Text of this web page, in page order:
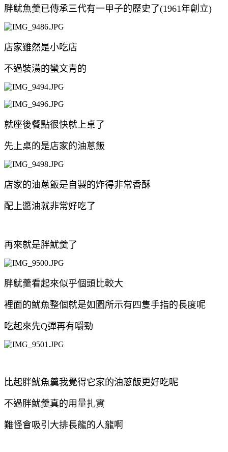
胖魷魚羹已傳承三代有一甲子的歷史了(1961年創立)
店家雖然是小吃店
不過裝潢的蠻文青的
就座後餐點很快就上桌了
先上桌的是店家的油蔥飯
店家的油蔥飯是自製的炸得非常香酥
配上醬油就非常好吃了
再來就是胖魷羹了
胖魷羹看起來似乎個頭比較大
裡面的魷魚整個就是如圖所示有四隻手指的長度呢
吃起來先Q彈再有嚼勁
比起胖魷魚羹我覺得它家的油蔥飯更好吃呢
不過胖魷羹真的用量扎實
難怪會吸引大排長龍的人龍啊